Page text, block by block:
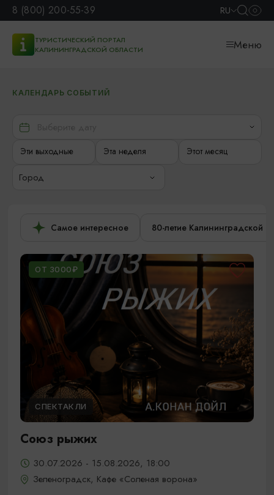
8 (800) 200-55-39 RU
ТУРИСТИЧЕСКИЙ ПОРТАЛ
КАЛИНИНГРАДСКОЙ ОБЛАСТИ
Меню
КАЛЕНДАРЬ СОБЫТИЙ
Эти выходные Эта неделя Этот месяц
Город
Самое интересное 80-летие Калининградской
ОТ 3000₽
СПЕКТАКЛИ
Союз рыжих
30.07.2026 - 15.08.2026, 18:00
Зеленоградск, Кафе «Соленая ворона»